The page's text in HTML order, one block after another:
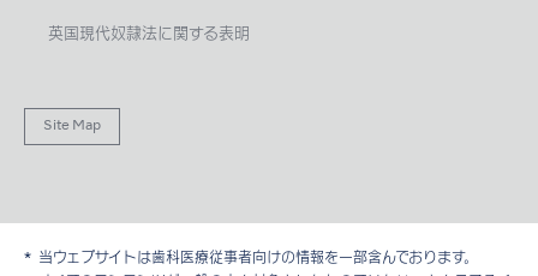
英国現代奴隷法に関する表明
Site Map
当ウェブサイトは歯科医療従事者向けの情報を一部含んでおります。